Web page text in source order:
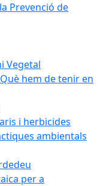
Prevenció de
Vegetal
hem de tenir en
i herbicides
ambientals
per a